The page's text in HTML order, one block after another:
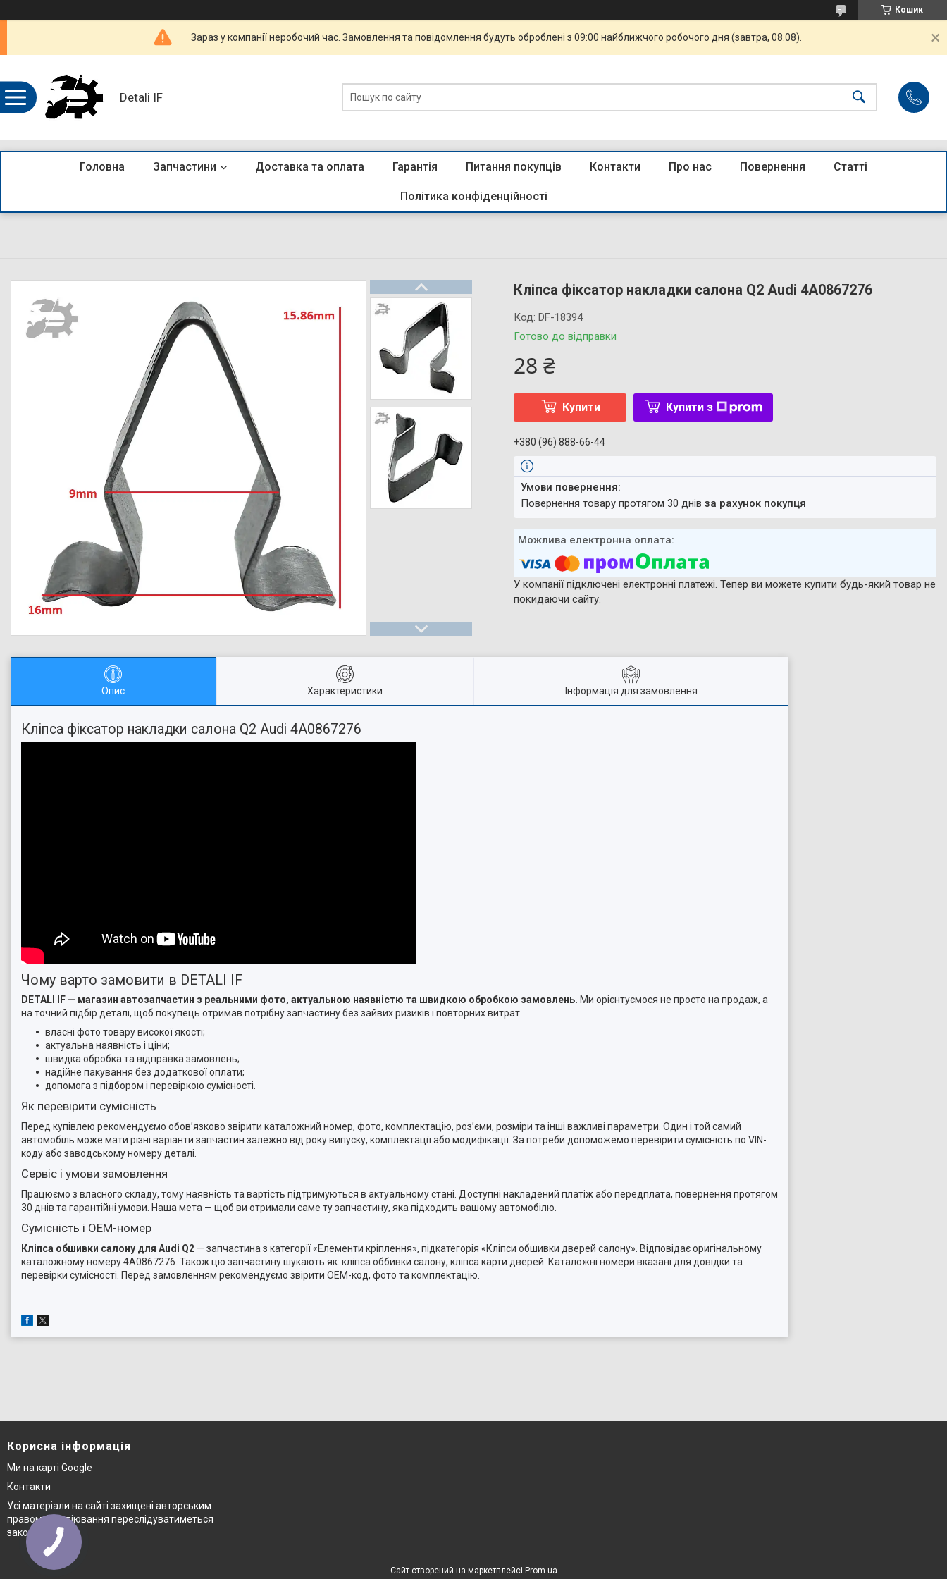
Кошик
Зараз у компанії неробочий час. Замовлення та повідомлення будуть оброблені з 09:00 найближчого робочого дня (завтра, 08.08).
Detali IF
Головна Запчастини Доставка та оплата Гарантія Питання покупців Контакти Про нас Повернення Статті
Політика конфіденційності
Кліпса фіксатор накладки салона Q2 Audi 4A0867276
Готово до відправки
Код:DF-18394
28 ₴
Купити Купити з
+380 (96) 888-66-44
повернення товару протягом 30 днівза рахунок покупця
У компанії підключені електронні платежі. Тепер ви можете купити будь-який товар не
покидаючи сайту.
Опис Характеристики Інформація для замовлення
Кліпса фіксатор накладки салона Q2 Audi 4A0867276
Чому варто замовити в DETALI IF
DETALI IF — магазин автозапчастин з реальними фото, актуальною наявністю та швидкою обробкою замовлень. Ми орієнтуємося не просто на продаж, а
на точний підбір деталі, щоб покупець отримав потрібну запчастину без зайвих ризиків і повторних витрат.
власні фото товару високої якості;
актуальна наявність і ціни;
швидка обробка та відправка замовлень;
надійне пакування без додаткової оплати;
допомога з підбором і перевіркою сумісності.
Як перевірити сумісність
Перед купівлею рекомендуємо обов’язково звірити каталожний номер, фото, комплектацію, роз’єми, розміри та інші важливі параметри. Один і той самий
автомобіль може мати різні варіанти запчастин залежно від року випуску, комплектації або модифікації. За потреби допоможемо перевірити сумісність по VIN-
коду або заводському номеру деталі.
Сервіс і умови замовлення
Працюємо з власного складу, тому наявність та вартість підтримуються в актуальному стані. Доступні накладений платіж або передплата, повернення протягом
30 днів та гарантійні умови. Наша мета — щоб ви отримали саме ту запчастину, яка підходить вашому автомобілю.
Сумісність і OEM-номер
Кліпса обшивки салону для Audi Q2 — запчастина з категорії «Елементи кріплення», підкатегорія «Кліпси обшивки дверей салону». Відповідає оригінальному
каталожному номеру 4A0867276. Також цю запчастину шукають як: кліпса оббивки салону, кліпса карти дверей. Каталожні номери вказані для довідки та
перевірки сумісності. Перед замовленням рекомендуємо звірити OEM-код, фото та комплектацію.
Корисна інформація
Ми на карті Google
Контакти
Усі матеріали на сайті захищені авторським
правом © копіювання переслідуватиметься
законом
Сайт створений на маркетплейсі Prom.ua